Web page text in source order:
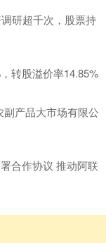
研超千次，股票持
转股溢价率14.85%
产品大市场有限公
合作协议 推动阿联